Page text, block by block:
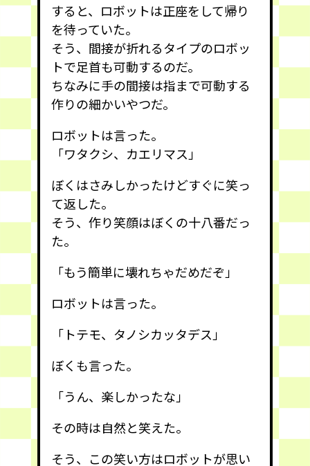
すると、ロボットは正座をして帰り
を待っていた。
そう、間接が折れるタイプのロボッ
トで足首も可動するのだ。
ちなみに手の間接は指まで可動する
作りの細かいやつだ。
ロボットは言った。
「ワタクシ、カエリマス」
ぼくはさみしかったけどすぐに笑っ
て返した。
そう、作り笑顔はぼくの十八番だっ
た。
「もう簡単に壊れちゃだめだぞ」
ロボットは言った。
「トテモ、タノシカッタデス」
ぼくも言った。
「うん、楽しかったな」
その時は自然と笑えた。
そう、この笑い方はロボットが思い